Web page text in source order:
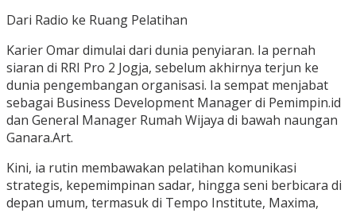
Dari Radio ke Ruang Pelatihan
Karier Omar dimulai dari dunia penyiaran. Ia pernah
siaran di RRI Pro 2 Jogja, sebelum akhirnya terjun ke
dunia pengembangan organisasi. Ia sempat menjabat
sebagai Business Development Manager di Pemimpin.id
dan General Manager Rumah Wijaya di bawah naungan
Ganara.Art.
Kini, ia rutin membawakan pelatihan komunikasi
strategis, kepemimpinan sadar, hingga seni berbicara di
depan umum, termasuk di Tempo Institute, Maxima,